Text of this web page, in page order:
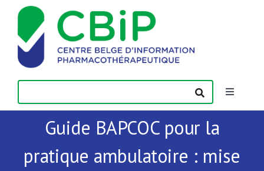
Passer
contenu
Toggle
Actualités
Publications
Guide BAPCOC pour la
pratique ambulatoire : mise